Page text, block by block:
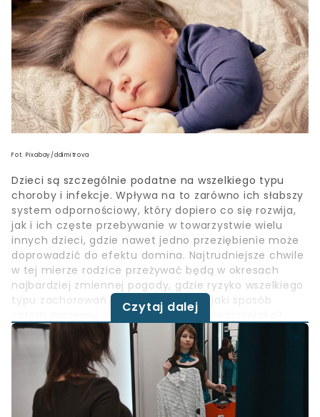
Fot. Pixabay/ddimitrova
Dzieci są szczególnie podatne na wszelkiego typu
choroby i infekcje. Wpływa na to zarówno ich słabszy
system odpornościowy, który dopiero co się rozwija,
jak i ich częste przebywanie w towarzystwie wielu
innych dzieci, gdzie nawet jedno przeziębienie może
doprowadzić do efektu domina. Najtrudniejsze chwile
w tej mierze rodzice przeżywać będą w okresach
najbardziej zmiennej pogody, gdzie ryzyko wszelkiego
typu zachorowań jest największe. W jaki sposób
zatem możemy zadbać o zdrowie przedszkolaka?
Czytaj dalej